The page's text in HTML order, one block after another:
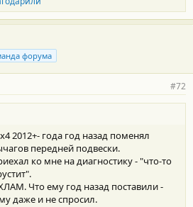
форума
#72
2012+- года год назад поменял
передней подвески.
ко мне на диагностику - "что-то
Что ему год назад поставили -
даже и не спросил.